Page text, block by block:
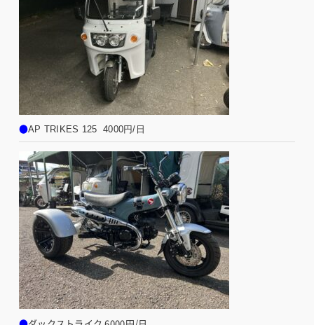
●AP TRIKES 125  4000円/日